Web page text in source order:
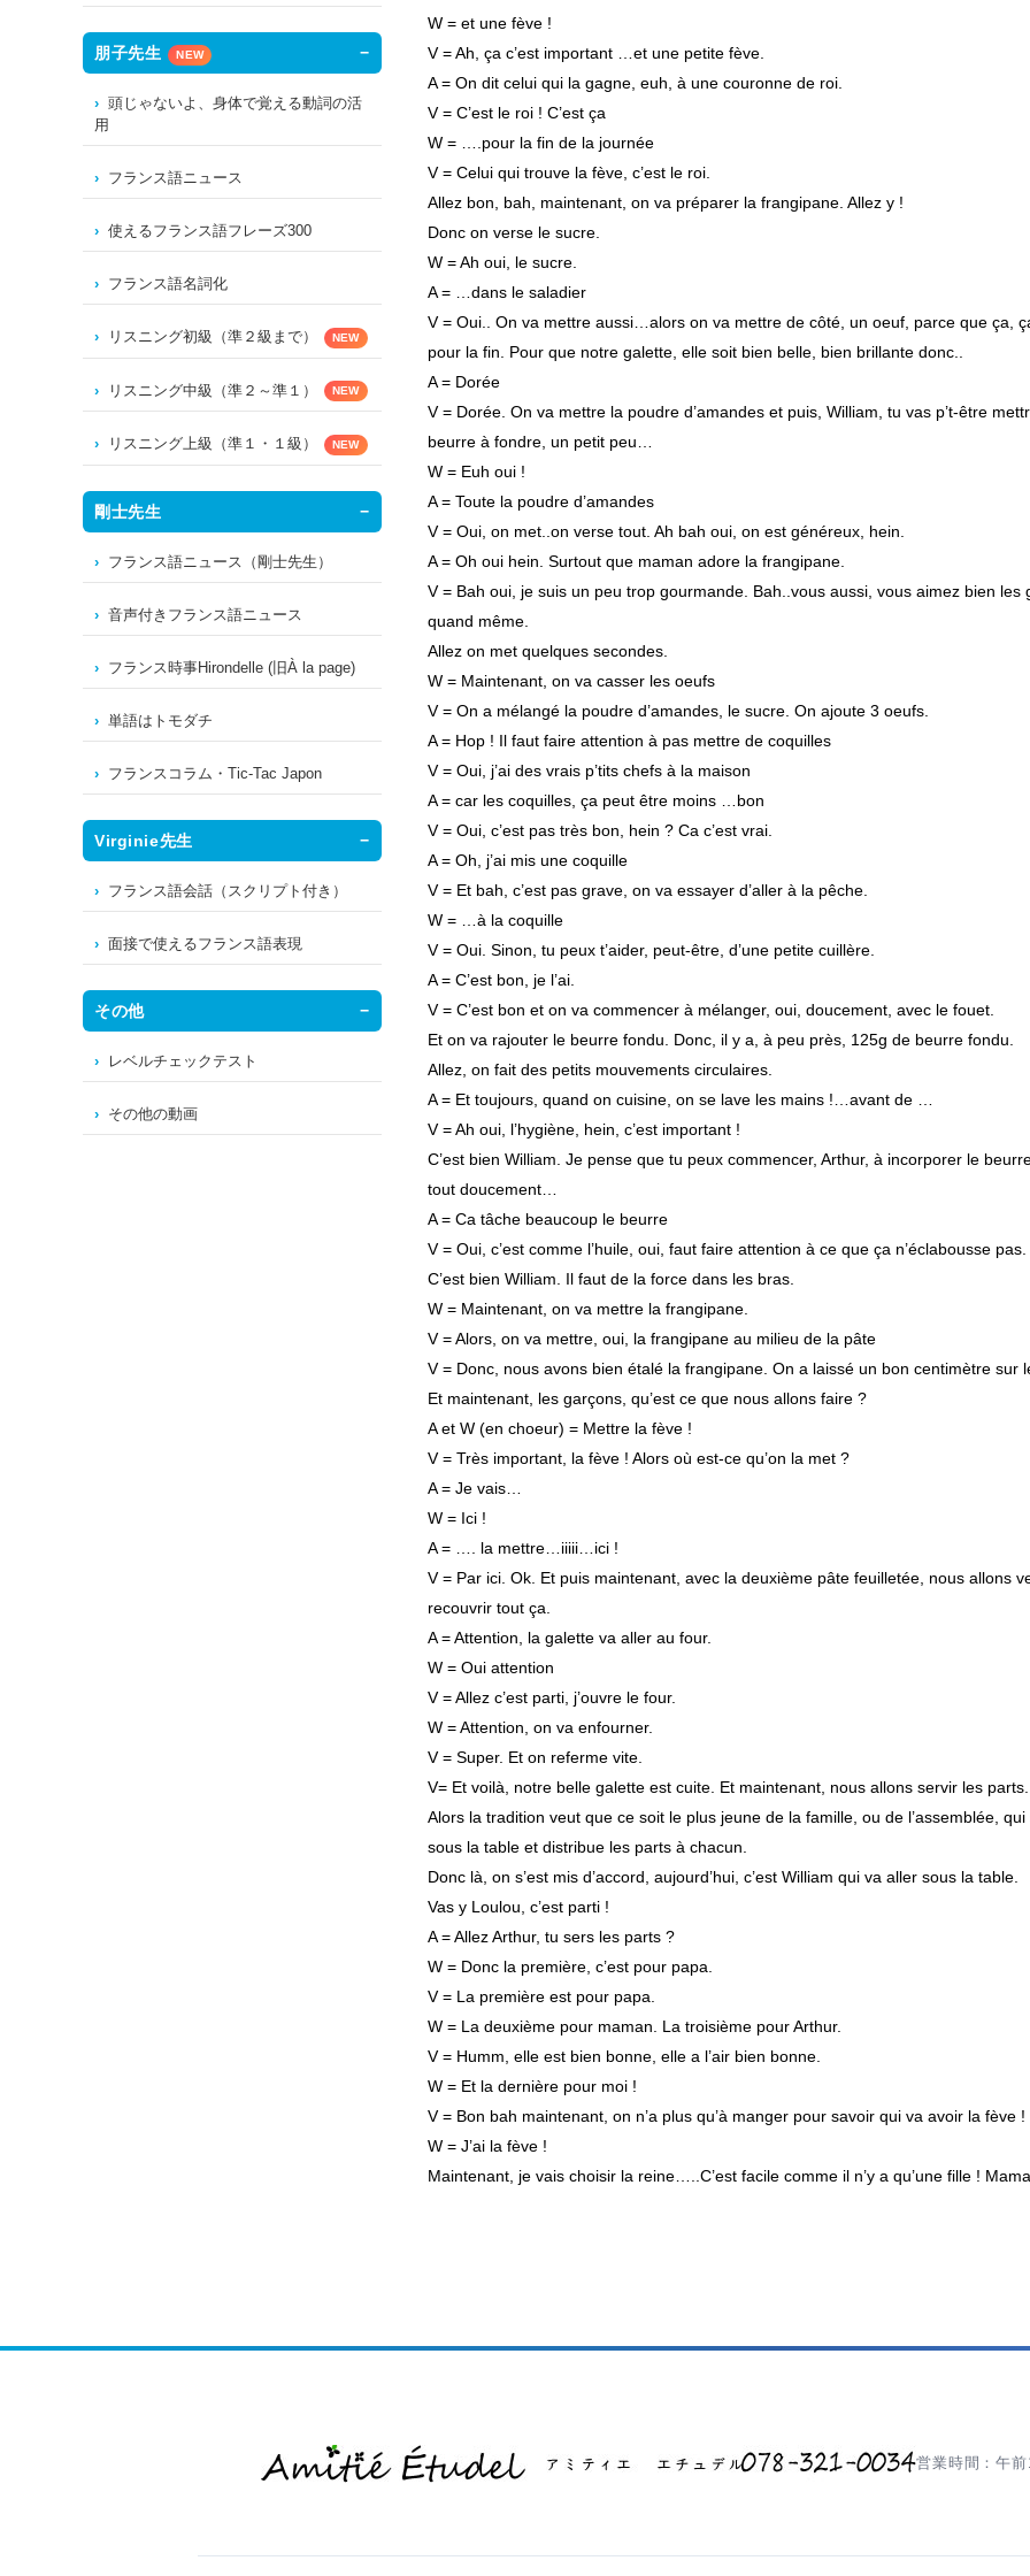
W = et une fève !
V = Ah, ça c’est important …et une petite fève.
A = On dit celui qui la gagne, euh, à une couronne de roi.
V = C’est le roi ! C’est ça
W = ….pour la fin de la journée
V = Celui qui trouve la fève, c’est le roi.
Allez bon, bah, maintenant, on va préparer la frangipane. Allez y !
Donc on verse le sucre.
W = Ah oui, le sucre.
A = …dans le saladier
V = Oui.. On va mettre aussi…alors on va mettre de côté, un oeuf, parce que ça,
pour la fin. Pour que notre galette, elle soit bien belle, bien brillante donc..
A = Dorée
V = Dorée. On va mettre la poudre d’amandes et puis, William, tu vas p’t-être
beurre à fondre, un petit peu…
W = Euh oui !
A = Toute la poudre d’amandes
V = Oui, on met..on verse tout. Ah bah oui, on est généreux, hein.
A = Oh oui hein. Surtout que maman adore la frangipane.
V = Bah oui, je suis un peu trop gourmande. Bah..vous aussi, vous aimez bien les
quand même.
Allez on met quelques secondes.
W = Maintenant, on va casser les oeufs
V = On a mélangé la poudre d’amandes, le sucre. On ajoute 3 oeufs.
A = Hop ! Il faut faire attention à pas mettre de coquilles
V = Oui, j’ai des vrais p’tits chefs à la maison
A = car les coquilles, ça peut être moins …bon
V = Oui, c’est pas très bon, hein ? Ca c’est vrai.
A = Oh, j’ai mis une coquille
V = Et bah, c’est pas grave, on va essayer d’aller à la pêche.
W = …à la coquille
V = Oui. Sinon, tu peux t’aider, peut-être, d’une petite cuillère.
A = C’est bon, je l’ai.
V = C’est bon et on va commencer à mélanger, oui, doucement, avec le fouet.
Et on va rajouter le beurre fondu. Donc, il y a, à peu près, 125g de beurre fondu.
Allez, on fait des petits mouvements circulaires.
A = Et toujours, quand on cuisine, on se lave les mains !…avant de …
V = Ah oui, l’hygiène, hein, c’est important !
C’est bien William. Je pense que tu peux commencer, Arthur, à incorporer le
tout doucement…
A = Ca tâche beaucoup le beurre
V = Oui, c’est comme l’huile, oui, faut faire attention à ce que ça n’éclabousse pas.
C’est bien William. Il faut de la force dans les bras.
W = Maintenant, on va mettre la frangipane.
V = Alors, on va mettre, oui, la frangipane au milieu de la pâte
V = Donc, nous avons bien étalé la frangipane. On a laissé un bon centimètre sur
Et maintenant, les garçons, qu’est ce que nous allons faire ?
A et W (en choeur) = Mettre la fève !
V = Très important, la fève ! Alors où est-ce qu’on la met ?
A = Je vais…
W = Ici !
A = …. la mettre…iiiii…ici !
V = Par ici. Ok. Et puis maintenant, avec la deuxième pâte feuilletée, nous allons
recouvrir tout ça.
A = Attention, la galette va aller au four.
W = Oui attention
V = Allez c’est parti, j’ouvre le four.
W = Attention, on va enfourner.
V = Super. Et on referme vite.
V= Et voilà, notre belle galette est cuite. Et maintenant, nous allons servir les parts.
Alors la tradition veut que ce soit le plus jeune de la famille, ou de l’assemblée,
sous la table et distribue les parts à chacun.
Donc là, on s’est mis d’accord, aujourd’hui, c’est William qui va aller sous la table.
Vas y Loulou, c’est parti !
A = Allez Arthur, tu sers les parts ?
W = Donc la première, c’est pour papa.
V = La première est pour papa.
W = La deuxième pour maman. La troisième pour Arthur.
V = Humm, elle est bien bonne, elle a l’air bien bonne.
W = Et la dernière pour moi !
V = Bon bah maintenant, on n’a plus qu’à manger pour savoir qui va avoir la fève !
W = J’ai la fève !
Maintenant, je vais choisir la reine…..C’est facile comme il n’y a qu’une fille !
朋子先生 NEW
頭じゃないよ、身体で覚える動詞の活
用
フランス語ニュース
使えるフランス語フレーズ300
フランス語名詞化
リスニング初級（準２級まで） NEW
リスニング中級（準２～準１） NEW
リスニング上級（準１・１級） NEW
剛士先生
フランス語ニュース（剛士先生）
音声付きフランス語ニュース
フランス時事Hirondelle (旧À la page)
単語はトモダチ
フランスコラム・Tic-Tac Japon
Virginie先生
フランス語会話（スクリプト付き）
面接で使えるフランス語表現
その他
レベルチェックテスト
その他の動画
営業時間：午